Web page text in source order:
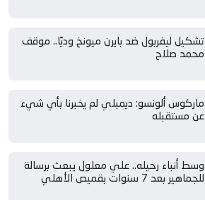
تشكيل ليفربول ضد بايرن ميونخ وديًا.. موقف
محمد صلاح
ماركوس ألونسو: ديمبلي لم يخبرنا بأي شيء
عن مستقبله
وسط أنباء رحيله.. علي معلول يبعث برسالة
للجماهير بعد 7 سنوات بقميص الأهلي